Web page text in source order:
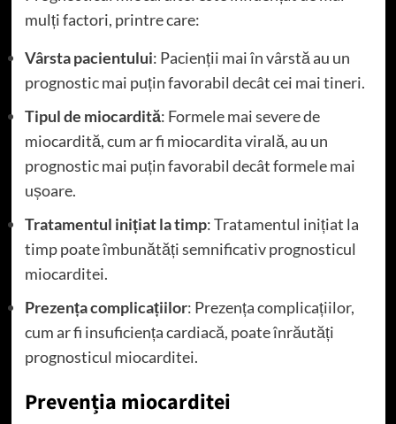
mulți factori, printre care:
Vârsta pacientului: Pacienții mai în vârstă au un
prognostic mai puțin favorabil decât cei mai tineri.
Tipul de miocardită: Formele mai severe de
miocardită, cum ar fi miocardita virală, au un
prognostic mai puțin favorabil decât formele mai
ușoare.
Tratamentul inițiat la timp: Tratamentul inițiat la
timp poate îmbunătăți semnificativ prognosticul
miocarditei.
Prezența complicațiilor: Prezența complicațiilor,
cum ar fi insuficiența cardiacă, poate înrăutăți
prognosticul miocarditei.
Prevenția miocarditei